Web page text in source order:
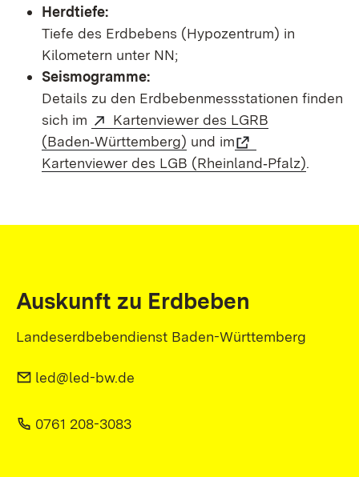
Herdtiefe:
Tiefe des Erdbebens (Hypozentrum) in
Kilometern unter NN;
Seismogramme:
Details zu den Erdbebenmessstationen finden
sich im
Kartenviewer des LGRB
(Baden‑Württemberg) und im
Kartenviewer des LGB (Rheinland‑Pfalz).
Auskunft zu Erdbeben
Landeserdbebendienst Baden-Württemberg
led@led-bw.de
0761 208-3083